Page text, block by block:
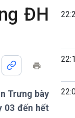
Dòng chảy Kinh tế
Tuyên chiến với
thương mại
Podcast
ĐH
Trưng bày
03 đến hết